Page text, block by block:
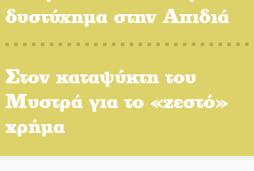
Στο Γύθειο η Άντζελα
Γκερέκου
δυστύχημα στην Απιδιά
Στον καταψύκτη του
Μυστρά για το «ζεστό»
χρήμα